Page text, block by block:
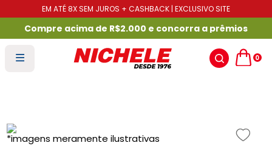
EM ATÉ 8X SEM JUROS + CASHBACK | EXCLUSIVO SITE
Compre acima de R$2.000 e concorra a prêmios
0